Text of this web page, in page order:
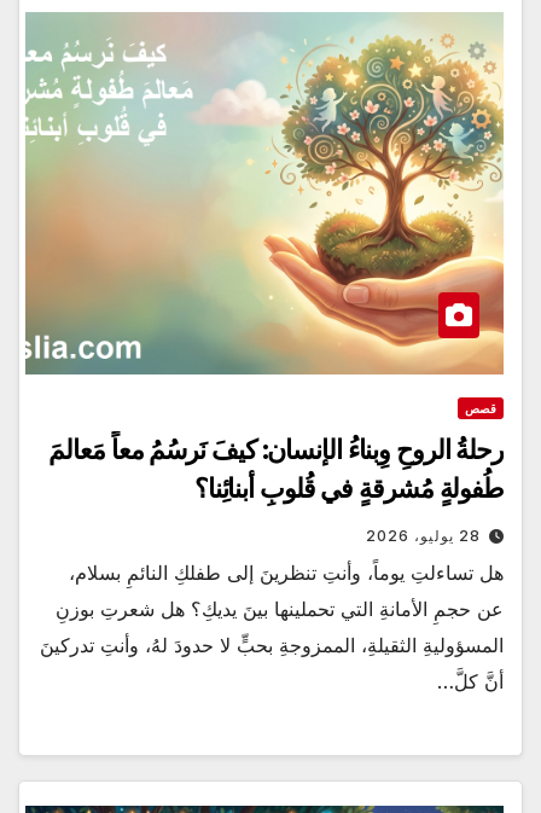
قصص
رحلةُ الروحِ وِبناءُ الإنسان: كيفَ نَرسُمُ معاً مَعالمَ
طُفولةٍ مُشرقةٍ في قُلوبِ أبنائِنا؟
28 يوليو، 2026
هل تساءلتِ يوماً، وأنتِ تنظرينَ إلى طفلكِ النائمِ بسلام،
عن حجمِ الأمانةِ التي تحملينها بينَ يديكِ؟ هل شعرتِ بوزنِ
المسؤوليةِ الثقيلةِ، الممزوجةِ بحبٍّ لا حدودَ لهُ، وأنتِ تدركينَ
أنَّ كلَّ…